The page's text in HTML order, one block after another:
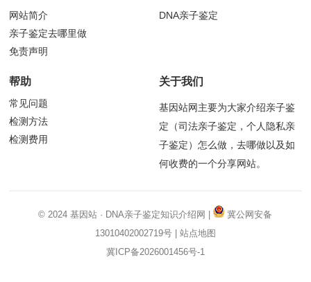
网站简介
亲子鉴定去哪里做
免责声明
DNA亲子鉴定
帮助
常见问题
检测方法
检测费用
关于我们
基因站网主要为大家介绍亲子鉴
定（司法亲子鉴定，个人隐私亲
子鉴定）怎么做，去哪做以及如
何收费的一个分享网站。
© 2024基因站 · DNA亲子鉴定知识介绍网 |
冀公网安备
13010402002719号| 站点地图
冀ICP备2026001456号-1